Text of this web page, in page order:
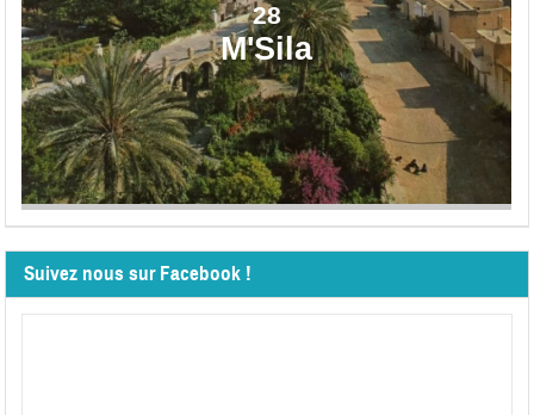
28
M'Sila
Suivez nous sur Facebook !